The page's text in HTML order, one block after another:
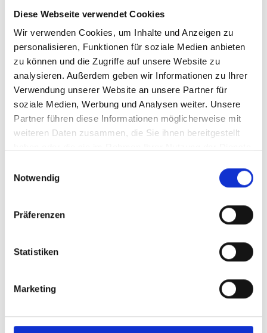
Diese Webseite verwendet Cookies
Wir verwenden Cookies, um Inhalte und Anzeigen zu
personalisieren, Funktionen für soziale Medien anbieten
zu können und die Zugriffe auf unsere Website zu
analysieren. Außerdem geben wir Informationen zu Ihrer
Verwendung unserer Website an unsere Partner für
soziale Medien, Werbung und Analysen weiter. Unsere
Partner führen diese Informationen möglicherweise mit
weiteren Daten zusammen, die Sie ihnen bereitgestellt
Notwendig
Präferenzen
Statistiken
Marketing
2
Basic
Garantierte SLA‘s